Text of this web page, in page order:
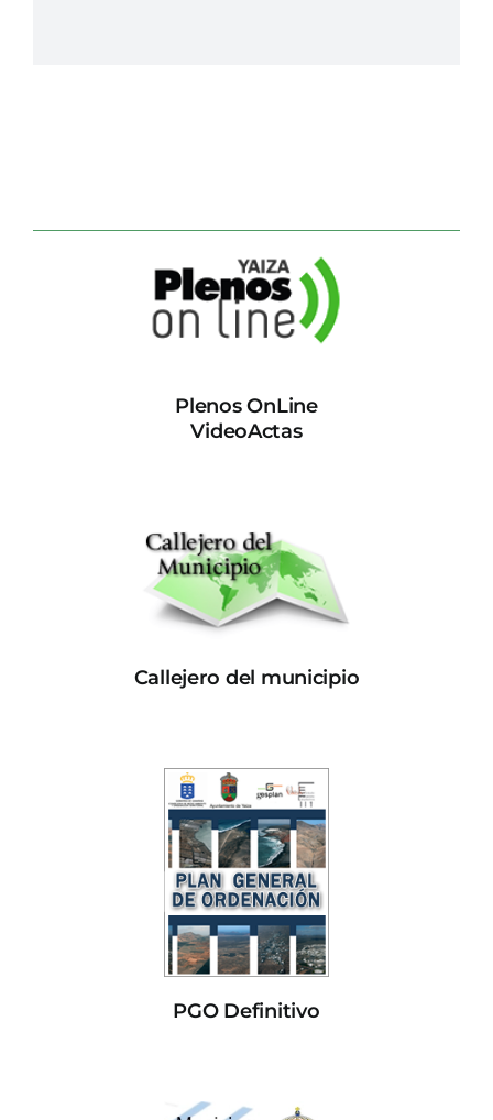
Plenos OnLine
VideoActas
Callejero del municipio
PGO Definitivo